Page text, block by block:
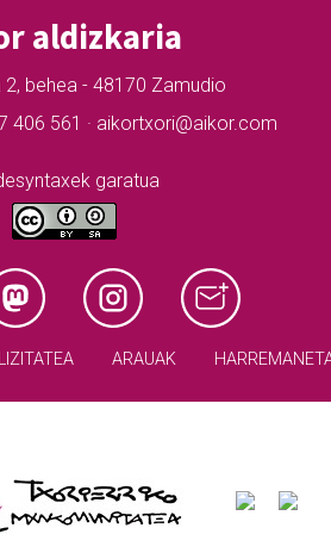
aldizkaria
2, behea - 48170 Zamudio
406 561 · aikortxori@aikor.com
garatua
ARAUAK